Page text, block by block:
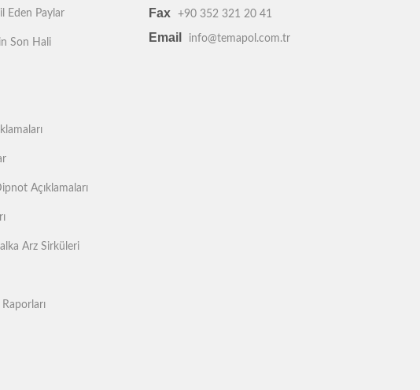
Eden Paylar
Son Hali
Açıklamaları
Arz Sirküleri
Fax +90 352 321 20 41
Email info@temapol.com.tr